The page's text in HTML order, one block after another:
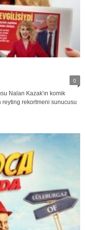
0
Nalan Kazak'ın komik
reyting rekortmeni sunucusu